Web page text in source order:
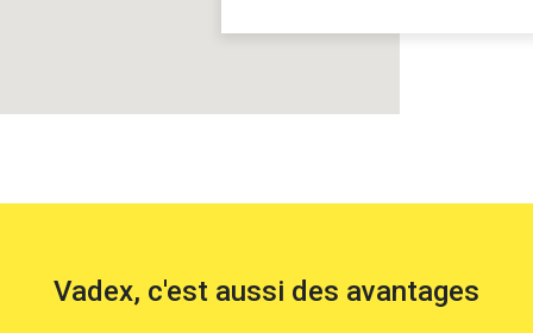
Vadex, c'est aussi des avantages